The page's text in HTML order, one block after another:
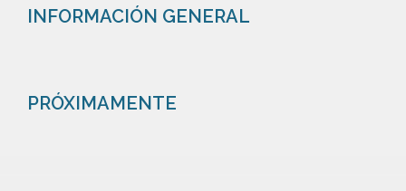
INFORMACIÓN GENERAL
PRÓXIMAMENTE